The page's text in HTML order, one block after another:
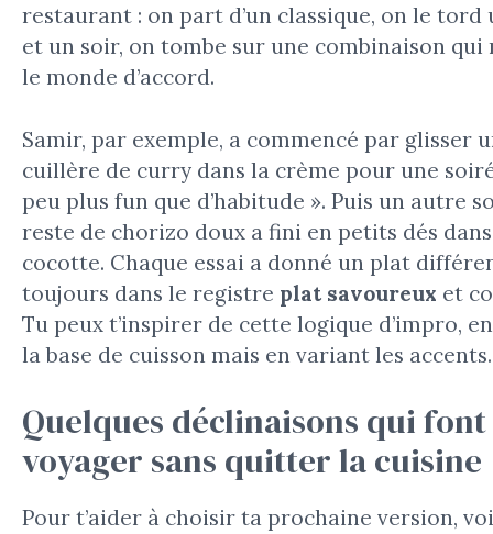
restaurant : on part d’un classique, on le tord
et un soir, on tombe sur une combinaison
le monde d’accord.
Samir, par exemple, a commencé par glisser
cuillère de curry dans la crème pour une
peu plus fun que d’habitude ». Puis un autre
reste de chorizo doux a fini en petits dés
cocotte. Chaque essai a donné un plat
toujours dans le registre plat savoureux et
Tu peux t’inspirer de cette logique d’impro,
la base de cuisson mais en variant les accents.
Quelques déclinaisons qui font
voyager sans quitter la cuisine
Pour t’aider à choisir ta prochaine version,